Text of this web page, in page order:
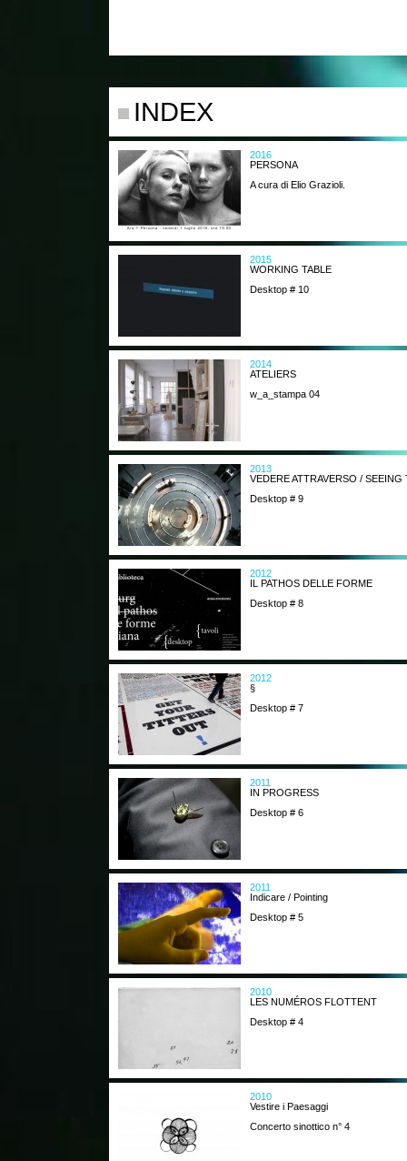
INDEX
2016
PERSONA
A cura di Elio Grazioli.
2015
WORKING TABLE
Desktop # 10
2014
ATELIERS
w_a_stampa 04
2013
VEDERE ATTRAVERSO /
Desktop # 9
2012
IL PATHOS DELLE FORME
Desktop # 8
2012
§
Desktop # 7
2011
IN PROGRESS
Desktop # 6
2011
Indicare / Pointing
Desktop # 5
2010
LES NUMÉROS FLOTTENT
Desktop # 4
2010
Vestire i Paesaggi
Concerto sinottico n° 4